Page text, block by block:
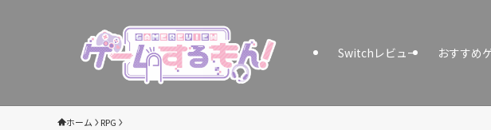
Switchレビュー おすすめ
ホーム RPG